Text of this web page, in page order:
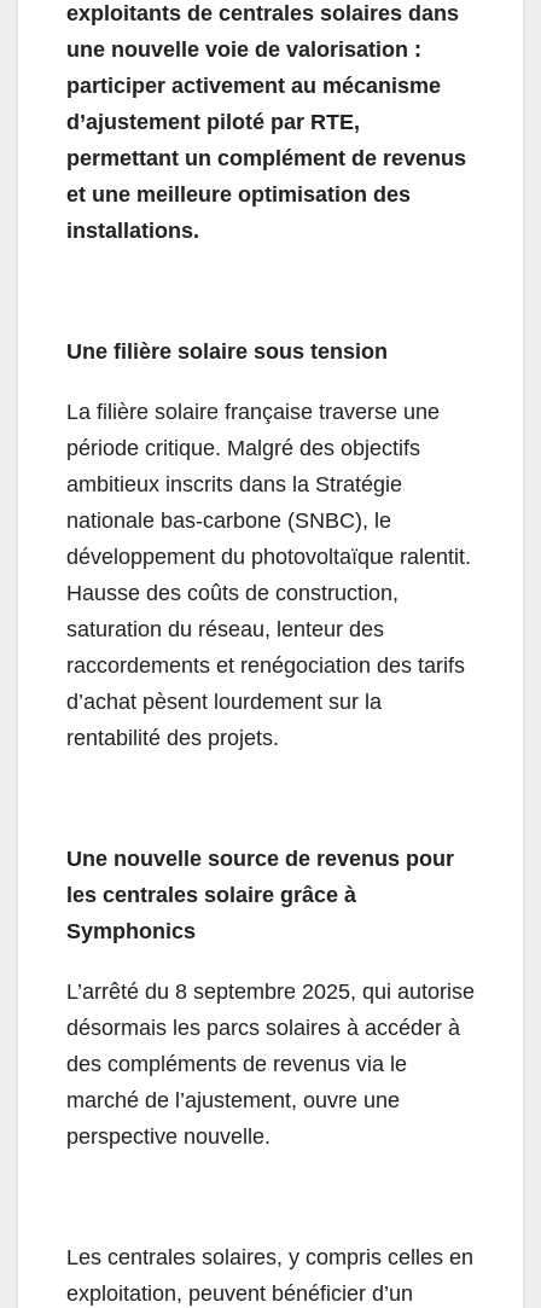
exploitants de centrales solaires dans
une nouvelle voie de valorisation :
participer activement au mécanisme
d’ajustement piloté par RTE,
permettant un complément de revenus
et une meilleure optimisation des
installations.
Une filière solaire sous tension
La filière solaire française traverse une
période critique. Malgré des objectifs
ambitieux inscrits dans la Stratégie
nationale bas-carbone (SNBC), le
développement du photovoltaïque ralentit.
Hausse des coûts de construction,
saturation du réseau, lenteur des
raccordements et renégociation des tarifs
d’achat pèsent lourdement sur la
rentabilité des projets.
Une nouvelle source de revenus pour
les centrales solaire grâce à
Symphonics
L’arrêté du 8 septembre 2025, qui autorise
désormais les parcs solaires à accéder à
des compléments de revenus via le
marché de l’ajustement, ouvre une
perspective nouvelle.
Les centrales solaires, y compris celles en
exploitation, peuvent bénéficier d’un